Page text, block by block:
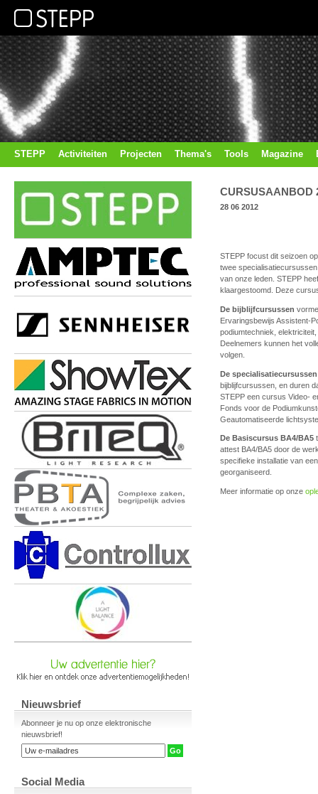
STEPP Activiteiten Projecten Thema's Tools Magazine
Nieuwsbrief
Abonneer je nu op onze elektronische
nieuwsbrief!
Social Media
CURSUSAANBOD
28 06 2012
STEPP focust dit seizoen
twee
van onze leden. STEPP
klaargestoomd. Deze
De bijblijfcursussen
Ervaringsbewijs Assistent-
podiumtechniek,
Deelnemers kunnen het
volgen.
De specialisatiecursussen
bijblijfcursussen, en duren
STEPP een cursus Video-
Fonds voor de
Geautomatiseerde
De Basiscursus BA4/BA5
attest BA4/BA5 door de
specifieke installatie van
georganiseerd.
Meer informatie op onze